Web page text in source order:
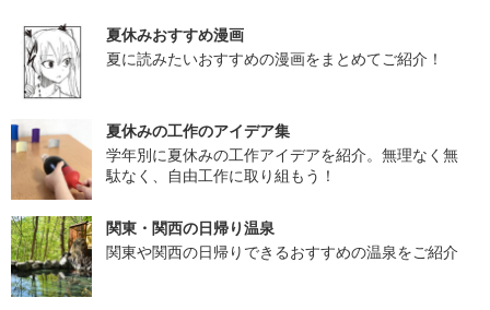
夏休みおすすめ漫画
夏に読みたいおすすめの漫画をまとめてご紹介！
夏休みの工作のアイデア集
学年別に夏休みの工作アイデアを紹介。無理なく無
駄なく、自由工作に取り組もう！
関東・関西の日帰り温泉
関東や関西の日帰りできるおすすめの温泉をご紹介